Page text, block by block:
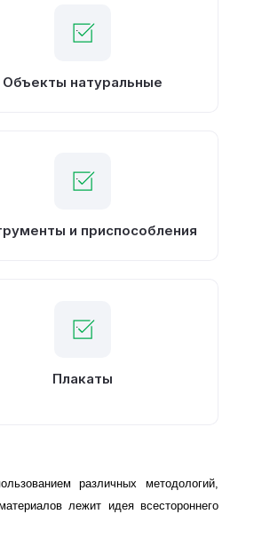
Объекты натуральные
и приспособления
Плакаты
различных методологий,
лежит идея всестороннего